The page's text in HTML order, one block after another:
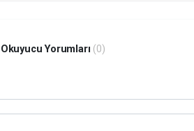
Okuyucu Yorumları (0)